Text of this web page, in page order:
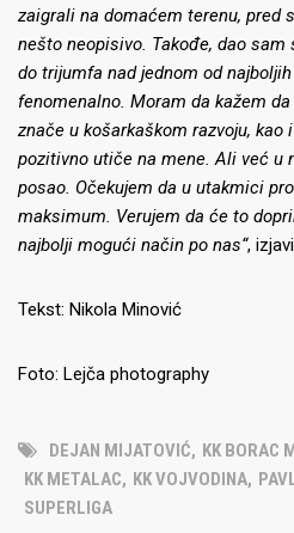
zaigrali na domaćem terenu, pred
nešto neopisivo. Takođe, dao
do trijumfa nad jednom od
fenomenalno. Moram da kažem
znače u košarkaškom razvoju, kao
pozitivno utiče na mene. Ali već u
posao. Očekujem da u utakmici
maksimum. Verujem da će to
najbolji mogući način po nas“,
Tekst: Nikola Minović
Foto: Lejča photography
DEJAN MIJATOVIĆ, KK BORAC
KK METALAC, KK VOJVODINA,
SUPERLIGA